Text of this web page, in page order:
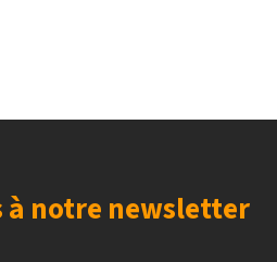
à notre newsletter